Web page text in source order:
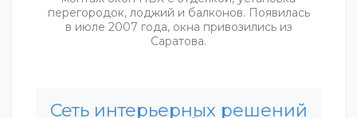
перегородок, лоджий и балконов. Появилась
в июле 2007 года, окна привозились из
Саратова.
Сеть интерьерных решений